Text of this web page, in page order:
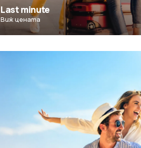
Last minute
Виж цената